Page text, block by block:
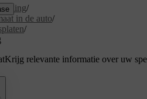
/
in de auto/
/
Krijg relevante informatie over uw